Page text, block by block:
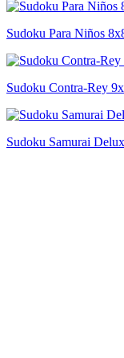
Sudoku Para Niños
Sudoku Contra-Rey
Sudoku Samurai